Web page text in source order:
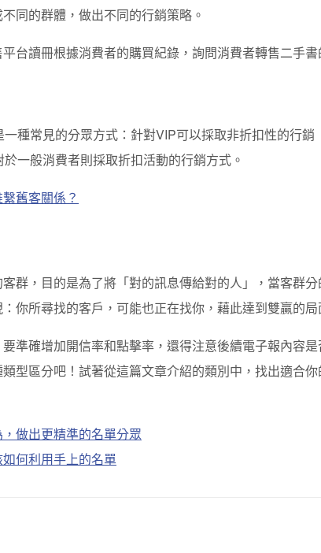
同的群體，做出不同的行銷策略。
台讀冊根據消費者的購買紀錄 ，詢問消費者轉售二手
種常見的分眾方式：針對VIP可以採取非折扣性的行銷
一般消費者則採取折扣活動的行銷方式。
舊客關係？
群，目的是為了將「對的訊息傳給對的人」， 當客群
： 你所尋找的客戶，可能也正在找你，藉此達到雙贏的局
準確增加開信率和點擊率，還得注意後續電子報內容
型區分吧！試著從這篇文章介紹的類別中，找出適合你
做出更精準的名單分眾
何利用手上的名單